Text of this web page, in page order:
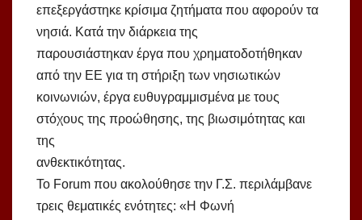
επεξεργάστηκε κρίσιμα ζητήματα που αφορούν τα
νησιά. Κατά την διάρκεια της
παρουσιάστηκαν έργα που χρηματοδοτήθηκαν
από την ΕΕ για τη στήριξη των νησιωτικών
κοινωνιών, έργα ευθυγραμμισμένα με τους
στόχους της προώθησης, της βιωσιμότητας και
της
ανθεκτικότητας.
Το Forum που ακολούθησε την Γ.Σ. περιλάμβανε
τρεις θεματικές ενότητες: «Η Φωνή